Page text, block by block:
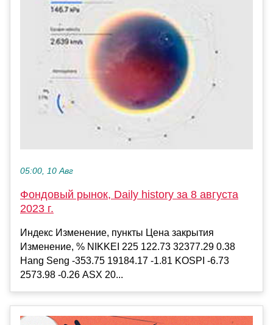
05:00, 10 Авг
Фондовый рынок, Daily history за 8 августа
2023 г.
Индекс Изменение, пункты Цена закрытия
Изменение, % NIKKEI 225 122.73 32377.29 0.38
Hang Seng -353.75 19184.17 -1.81 KOSPI -6.73
2573.98 -0.26 ASX 20...